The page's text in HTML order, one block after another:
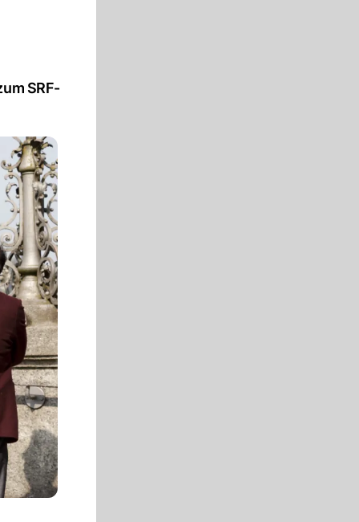
SRF-